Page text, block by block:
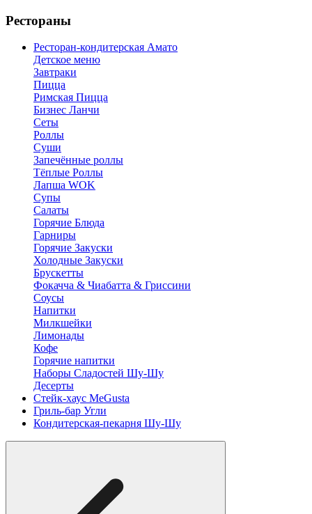
Рестораны
Ресторан-кондитерская Амато
Детское меню
Завтраки
Пицца
Римская Пицца
Бизнес Ланчи
Сеты
Роллы
Суши
Запечённые роллы
Тёплые Роллы
Лапша WOK
Супы
Салаты
Горячие Блюда
Гарниры
Горячие Закуски
Холодные Закуски
Брускетты
Фокачча & Чиабатта & Гриссини
Соусы
Напитки
Милкшейки
Лимонады
Кофе
Горячие напитки
Наборы Сладостей Шу-Шу
Десерты
Стейк-хаус MeGusta
Гриль-бар Угли
Кондитерская-пекарня Шу-Шу